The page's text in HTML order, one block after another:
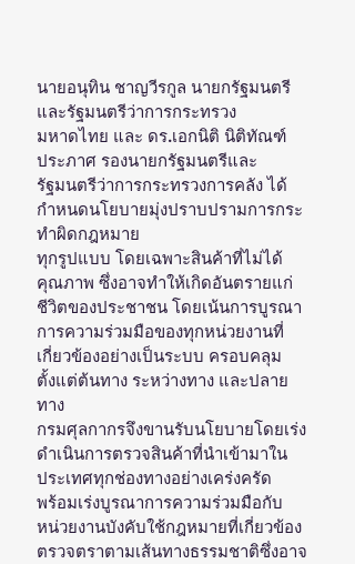
นายอนุทิน ชาญวีรกูล นายกรัฐมนตรี
และรัฐมนตรีว่าการกระทรวง
มหาดไทย และ ดร.เอกนิติ นิติทัณฑ์
ประภาศ รองนายกรัฐมนตรีและ
รัฐมนตรีว่าการกระทรวงการคลัง ได้
กำหนดนโยบายมุ่งปราบปรามการกระ
ทำผิดกฎหมาย
ทุกรูปแบบ โดยเฉพาะสินค้าที่ไม่ได้
คุณภาพ ซึ่งอาจทำให้เกิดอันตรายแก่
ชีวิตของประชาชน โดยเน้นการบูรณา
การความร่วมมือของทุกหน่วยงานที่
เกี่ยวข้องอย่างเป็นระบบ ครอบคลุม
ตั้งแต่ต้นทาง ระหว่างทาง และปลาย
ทาง
กรมศุลกากรจึงขานรับนโยบายโดยเร่ง
ดำเนินการตรวจสินค้าที่นำเข้ามาใน
ประเทศทุกช่องทางอย่างเคร่งครัด
พร้อมเร่งบูรณาการความร่วมมือกับ
หน่วยงานบังคับใช้กฎหมายที่เกี่ยวข้อง
ตรวจตราตามเส้นทางธรรมชาติซึ่งอาจ